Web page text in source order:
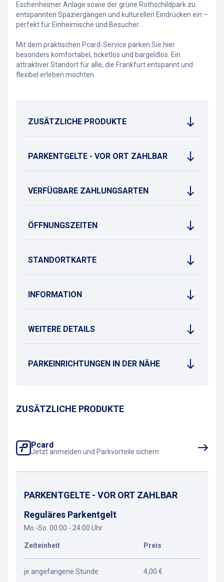
Eschenheimer Anlage sowie der grüne Rothschildpark zu
entspannten Spaziergängen und kulturellen Eindrücken ein –
perfekt für Einheimische und Besucher.
Mit dem praktischen Pcard-Service parken Sie hier
besonders komfortabel, ticketlos und bargeldlos. Ein
attraktiver Standort für alle, die Frankfurt entspannt und
flexibel erleben möchten.
ZUSÄTZLICHE PRODUKTE
PARKENTGELTE - VOR ORT ZAHLBAR
VERFÜGBARE ZAHLUNGSARTEN
ÖFFNUNGSZEITEN
STANDORTKARTE
INFORMATION
WEITERE DETAILS
PARKEINRICHTUNGEN IN DER NÄHE
ZUSÄTZLICHE PRODUKTE
Pcard
Jetzt anmelden und Parkvorteile sichern
PARKENTGELTE - VOR ORT ZAHLBAR
Reguläres Parkentgelt
Mo.-So. 00:00 - 24:00 Uhr
Zeiteinheit Preis
je angefangene Stunde 4,00 €